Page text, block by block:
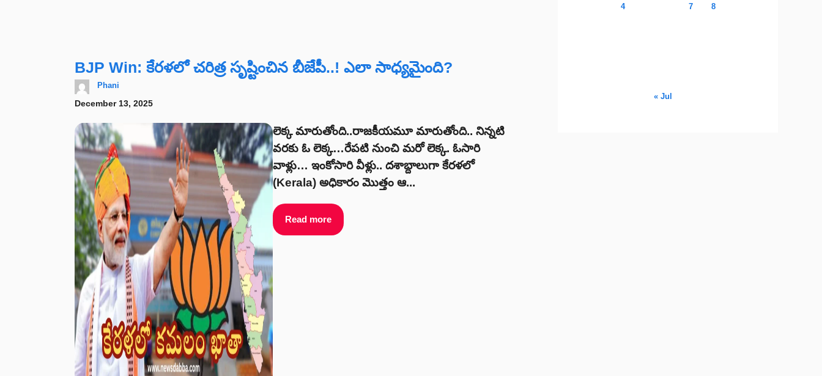
BJP Win: కేరళలో చరిత్ర సృష్టించిన బీజేపీ..! ఎలా సాధ్యమైంది?
Phani
December 13, 2025
లెక్క మారుతోంది..రాజకీయమూ మారుతోంది.. నిన్నటి
వరకు ఓ లెక్క…రేపటి నుంచి మరో లెక్క. ఓసారి
వాళ్లు… ఇంకోసారి వీళ్లు.. దశాబ్దాలుగా కేరళలో
(Kerala) అధికారం మొత్తం ఆ...
Read more
4 7 8
« Jul